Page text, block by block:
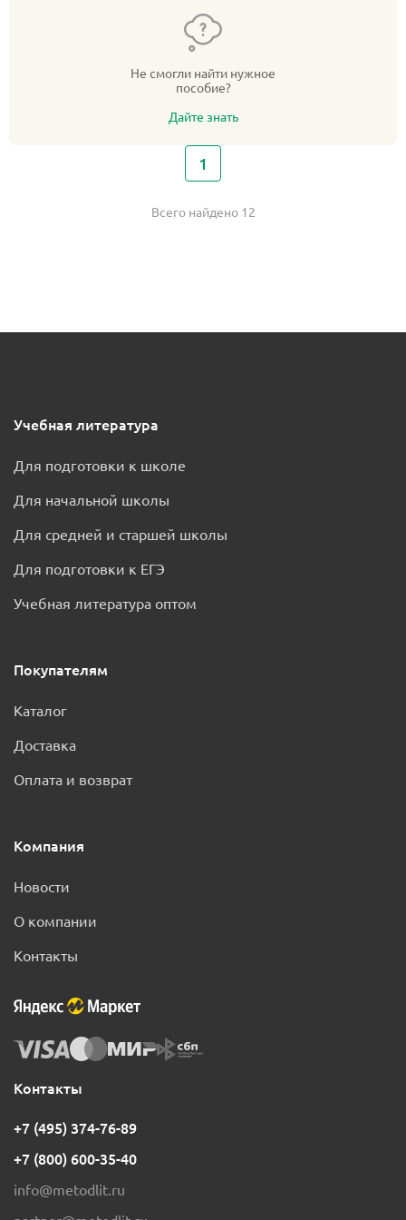
Не смогли найти нужное
пособие?
Дайте знать
1
Всего найдено 12
Учебная литература
Для подготовки к школе
Для начальной школы
Для средней и старшей школы
Для подготовки к ЕГЭ
Учебная литература оптом
Покупателям
Каталог
Доставка
Оплата и возврат
Компания
Новости
О компании
Контакты
Контакты
+7 (495) 374-76-89
+7 (800) 600-35-40
info@metodlit.ru